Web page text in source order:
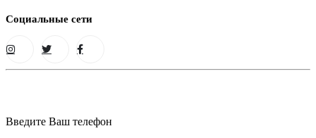
Социальные сети
Введите Ваш телефон